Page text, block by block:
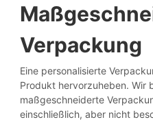
Verpackung
Eine personalisierte
Produkt hervorzuheben. Wir
maßgeschneiderte
einschließlich, aber nicht